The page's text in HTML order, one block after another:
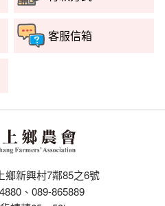
鄉新興村7鄰85之6號
、089-865889
客服信箱